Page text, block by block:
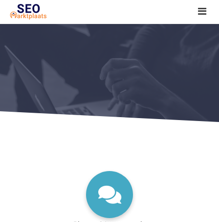
SEO tools reviews
Marketeer bij jou in de buurt?
Offerte
1. Seo voor beginners +
2. Onderzoeken +